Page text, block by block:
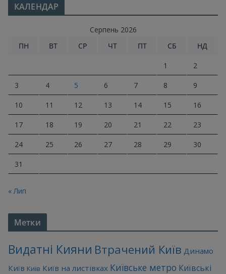
КАЛЕНДАР
Серпень 2026
ПН
ВТ СР ЧТ ПТ СБ НД
1 2
3 4 5 6 7 8 9
10 11 12 13 14 15 16
17 18 19 20 21 22 23
24 25 26 27 28 29 30
31
« Лип
Метки
Видатні Кияни Втрачений Київ Динамо
Київ Київ Київ на листівках Київське метро Київські